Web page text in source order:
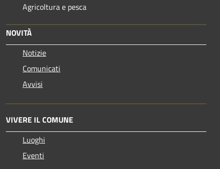
Agricoltura e pesca
NOVITÀ
Notizie
Comunicati
Avvisi
VIVERE IL COMUNE
Luoghi
Eventi